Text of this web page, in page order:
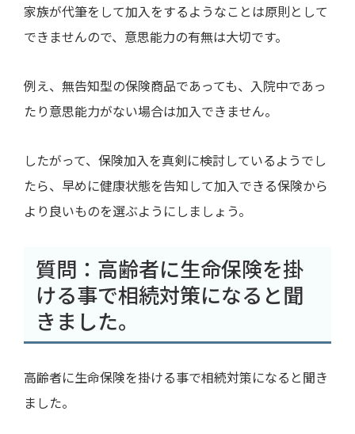
家族が代筆をして加入をするようなことは原則として
できませんので、意思能力の有無は大切です。
例え、無告知型の保険商品であっても、入院中であっ
たり意思能力がない場合は加入できません。
したがって、保険加入を真剣に検討しているようでし
たら、早めに健康状態を告知して加入できる保険から
より良いものを選ぶようにしましょう。
質問：高齢者に生命保険を掛
ける事で相続対策になると聞
きました。
高齢者に生命保険を掛ける事で相続対策になると聞き
ました。